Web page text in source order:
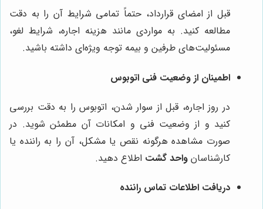
قبل از امضای قرارداد، حتماً تمامی شرایط آن را به دقت
مطالعه کنید. به مواردی مانند هزینه اجاره، شرایط لغو،
مسئولیت‌های طرفین و بیمه توجه ویژه‌ای داشته باشید.
اطمینان از وضعیت فنی اتوبوس
در روز اجاره، قبل از سوار شدن، اتوبوس را به دقت بررسی
کنید و از وضعیت فنی و امکانات آن مطمئن شوید. در
صورت مشاهده هرگونه نقص یا مشکل، آن را به راننده یا
کارشناسان واحد گشت اطلاع دهید.
دریافت اطلاعات تماس راننده